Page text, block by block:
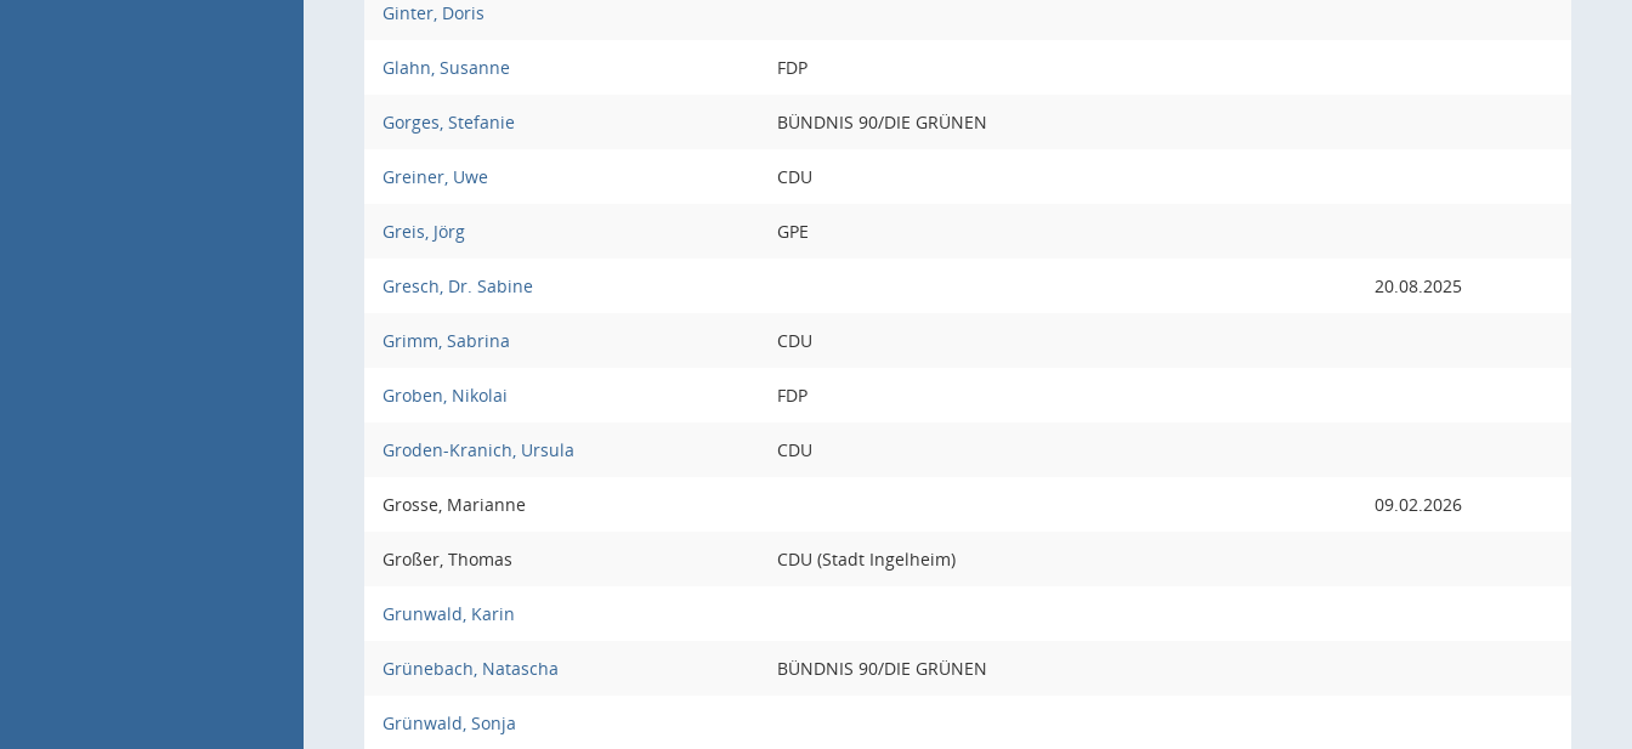
Ginter, Doris
Glahn, Susanne FDP
Gorges, Stefanie BÜNDNIS 90/DIE GRÜNEN
Greiner, Uwe CDU
Greis, Jörg GPE
Gresch, Dr. Sabine 20.08.2025
Grimm, Sabrina CDU
Groben, Nikolai FDP
Groden-Kranich, Ursula CDU
Grosse, Marianne 09.02.2026
Großer, Thomas CDU (Stadt Ingelheim)
Grunwald, Karin
Grünebach, Natascha BÜNDNIS 90/DIE GRÜNEN
Grünwald, Sonja